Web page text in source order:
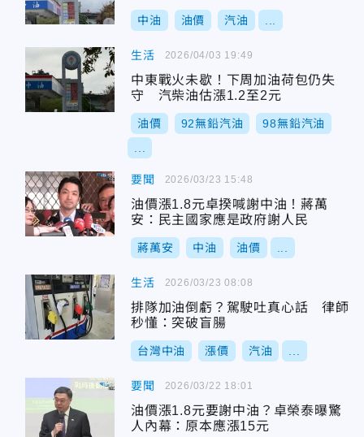
中油 油價 汽油
生活
中東戰火未歇！下周加油荷包仍失
守 汽柴油估漲1.2至2元
油價 92無鉛汽油 98無鉛汽油
2026/04/03 19:49
要聞
油價漲1.8元卓揆喊謝中油！蔣萬
安：民主國家應是政府謝人民
蔣萬安 中油 油價
2026/03/23 15:48
生活
排隊加油倒虧？駕駛吐真心話 律師
秒懂：突破盲腸
台灣中油 漲價 汽油
2026/03/23 08:08
要聞
油價漲1.8元要謝中油？卓榮泰曝驚
人內幕：原本應漲15元
2026/03/22 18:01